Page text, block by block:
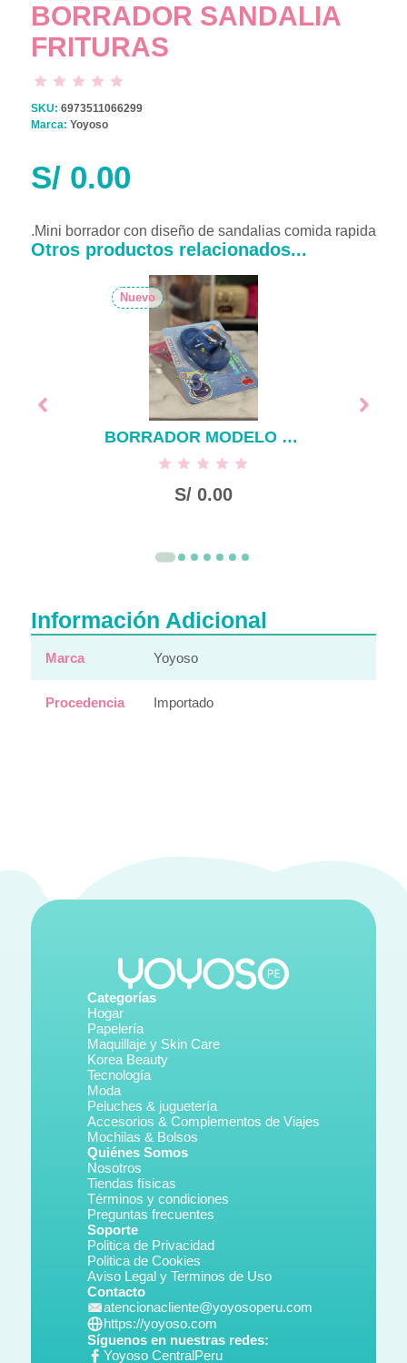
BORRADOR SANDALIA
FRITURAS
SKU: 6973511066299
Marca: Yoyoso
S/0.00
.Mini borrador con diseño de sandalias comida rapida
Otros productos relacionados...
Nuevo
BORRADOR MODELO SANDALIA ASTRONAUTA
S/0.00
Información Adicional
Marca Yoyoso
Procedencia Importado
Categorías
Hogar
Papelería
Maquillaje y Skin Care
Korea Beauty
Tecnología
Moda
Peluches & juguetería
Accesorios & Complementos de Viajes
Mochilas & Bolsos
Quiénes Somos
Nosotros
Tiendas físicas
Términos y condiciones
Preguntas frecuentes
Soporte
Politica de Privacidad
Politica de Cookies
Aviso Legal y Terminos de Uso
Contacto
atencionacliente@yoyosoperu.com
https://yoyoso.com
Síguenos en nuestras redes:
Yoyoso CentralPeru